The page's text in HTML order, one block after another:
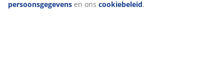
persoonsgegevens en ons cookiebeleid.